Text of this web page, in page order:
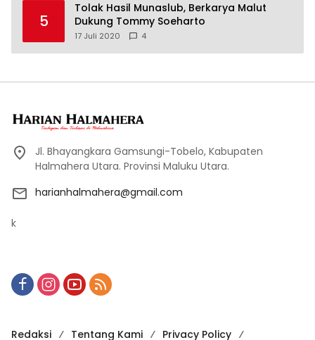
5
Tolak Hasil Munaslub, Berkarya Malut
Dukung Tommy Soeharto
17 Juli 2020 4
Jl. Bhayangkara Gamsungi-Tobelo, Kabupaten
Halmahera Utara. Provinsi Maluku Utara.
harianhalmahera@gmail.com
k
Redaksi Tentang Kami Privacy Policy